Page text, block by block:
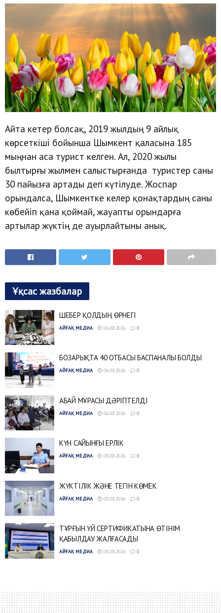
Айта кетер болсақ, 2019 жылдың 9 айлық
көрсеткіші бойынша Шымкент қаласына 185
мыңнан аса турист келген. Ал, 2020 жылы
былтырғы жылмен салыстырғанда туристер саны
30 пайызға артады деп күтілуде. Жоспар
орындалса, Шымкентке келер қонақтардың саны
көбейіп қана қоймай, жауапты орындарға
артылар жүктің де ауырлайтыны анық.
Ұқсас жазбалар
ШЕБЕР ҚОЛДЫҢ ӨРНЕГІ
АЙҒАҚ МЕДИА 06.08.2026 0
БОЗАРЫҚТА 40 ОТБАСЫ БАСПАНАЛЫ БОЛДЫ
АЙҒАҚ МЕДИА 06.08.2026 0
АБАЙ МҰРАСЫ ДӘРІПТЕЛДІ
АЙҒАҚ МЕДИА 06.08.2026 0
КҮН САЙЫНҒЫ ЕРЛІК
АЙҒАҚ МЕДИА 05.08.2026 0
ЖҮКТІЛІК ЖӘНЕ ТЕГІН КӨМЕК
АЙҒАҚ МЕДИА 05.08.2026 0
ТҰРҒЫН ҮЙ СЕРТИФИКАТЫНА ӨТІНІМ
ҚАБЫЛДАУ ЖАЛҒАСАДЫ
АЙҒАҚ МЕДИА 05.08.2026 0